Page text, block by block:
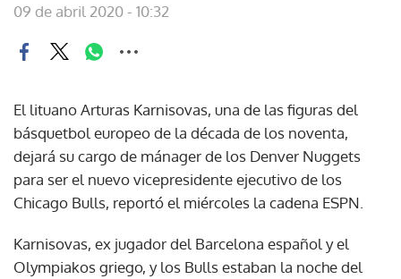
09 de abril 2020 - 10:32
El lituano Arturas Karnisovas, una de las figuras del
básquetbol europeo de la década de los noventa,
dejará su cargo de mánager de los Denver Nuggets
para ser el nuevo vicepresidente ejecutivo de los
Chicago Bulls, reportó el miércoles la cadena ESPN.
Karnisovas, ex jugador del Barcelona español y el
Olympiakos griego, y los Bulls estaban la noche del